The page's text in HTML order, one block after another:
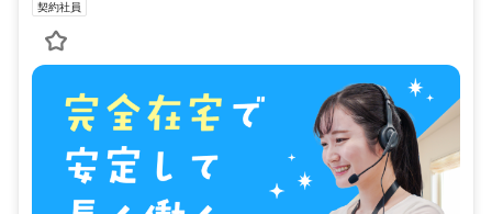
契約社員